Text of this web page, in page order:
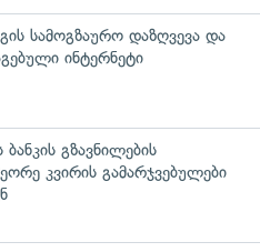
სამოგზაურო დაზღვევა და
ინტერნეტი
გზავნილების
კვირის გამარჯვებულები